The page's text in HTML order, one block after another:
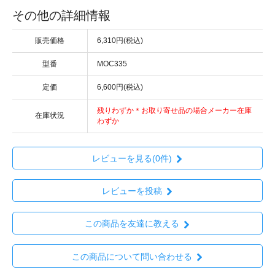
その他の詳細情報
販売価格 6,310円(税込)
型番 MOC335
定価 6,600円(税込)
在庫状況
残りわずか＊お取り寄せ品の場合メーカー在庫
わずか
レビューを見る(0件)
レビューを投稿
この商品を友達に教える
この商品について問い合わせる